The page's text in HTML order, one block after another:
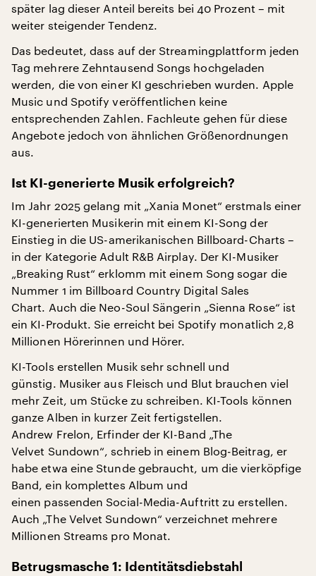
später lag dieser Anteil bereits bei 40 Prozent – mit
weiter steigender Tendenz.
Das bedeutet, dass auf der Streamingplattform jeden
Tag mehrere Zehntausend Songs hochgeladen
werden, die von einer KI geschrieben wurden. Apple
Music und Spotify veröffentlichen keine
entsprechenden Zahlen. Fachleute gehen für diese
Angebote jedoch von ähnlichen Größenordnungen
aus.
Ist KI-generierte Musik erfolgreich?
Im Jahr 2025 gelang mit „Xania Monet“ erstmals einer
KI-generierten Musikerin mit einem KI-Song der
Einstieg in die US-amerikanischen Billboard-Charts –
in der Kategorie Adult R&B Airplay. Der KI-Musiker
„Breaking Rust“ erklomm mit einem Song sogar die
Nummer 1 im Billboard Country Digital Sales
Chart. Auch die Neo-Soul Sängerin „Sienna Rose“ ist
ein KI-Produkt. Sie erreicht bei Spotify monatlich 2,8
Millionen Hörerinnen und Hörer.
KI-Tools erstellen Musik sehr schnell und
günstig. Musiker aus Fleisch und Blut brauchen viel
mehr Zeit, um Stücke zu schreiben. KI-Tools können
ganze Alben in kurzer Zeit fertigstellen.
Andrew Frelon, Erfinder der KI-Band „The
Velvet Sundown“, schrieb in einem Blog-Beitrag, er
habe etwa eine Stunde gebraucht, um die vierköpfige
Band, ein komplettes Album und
einen passenden Social-Media-Auftritt zu erstellen.
Auch „The Velvet Sundown“ verzeichnet mehrere
Millionen Streams pro Monat.
Betrugsmasche 1: Identitätsdiebstahl